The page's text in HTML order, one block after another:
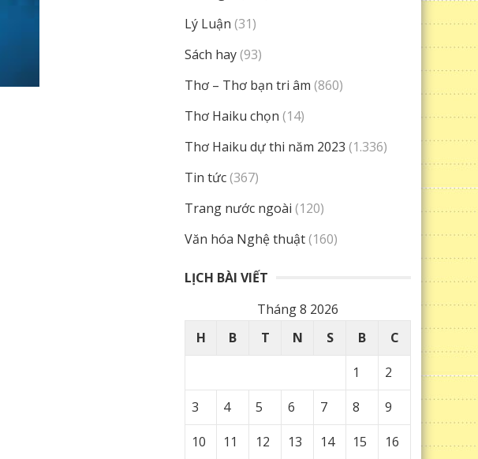
Lý Luận (31)
Sách hay(93)
Thơ – Thơ bạn tri âm (860)
Thơ Haiku chọn (14)
Thơ Haiku dự thi năm 2023 (1.336)
Tin tức(367)
Trang nước ngoài (120)
Văn hóa Nghệ thuật(160)
LỊCH BÀI VIẾT
Tháng 8 2026
H
B T N S B
C
1
2
3
4 5 6 7 8
9
10
11 12 13 14 15
16